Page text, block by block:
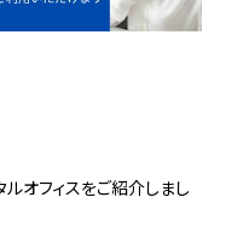
オフィスをご紹介しまし